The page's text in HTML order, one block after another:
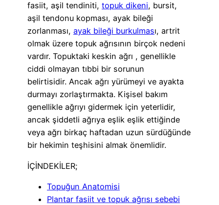
fasiit, aşil tendiniti, topuk dikeni, bursit,
aşil tendonu kopması, ayak bileği
zorlanması, ayak bileği burkulması, artrit
olmak üzere topuk ağrısının birçok nedeni
vardır. Topuktaki keskin ağrı , genellikle
ciddi olmayan tıbbi bir sorunun
belirtisidir. Ancak ağrı yürümeyi ve ayakta
durmayı zorlaştırmakta. Kişisel bakım
genellikle ağrıyı gidermek için yeterlidir,
ancak şiddetli ağrıya eşlik eşlik ettiğinde
veya ağrı birkaç haftadan uzun sürdüğünde
bir hekimin teşhisini almak önemlidir.
İÇİNDEKİLER;
Topuğun Anatomisi
Plantar fasiit ve topuk ağrısı sebebi